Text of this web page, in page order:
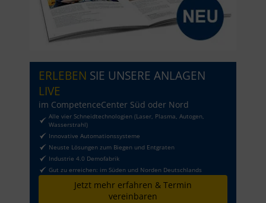
ERLEBEN SIE UNSERE ANLAGEN
LIVE
im CompetenceCenter Süd oder Nord
Alle vier Schneidtechnologien (Laser, Plasma, Autogen,
Wasserstrahl)
Innovative Automationssysteme
Neuste Lösungen zum Biegen und Entgraten
Industrie 4.0 Demofabrik
Gut zu erreichen: im Süden und Norden Deutschlands
Jetzt mehr erfahren & Termin
vereinbaren